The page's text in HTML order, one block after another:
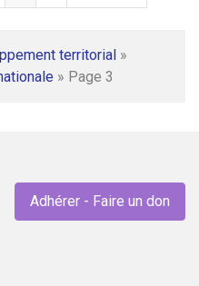
territorial »
» Page 3
Adhérer - Faire un don